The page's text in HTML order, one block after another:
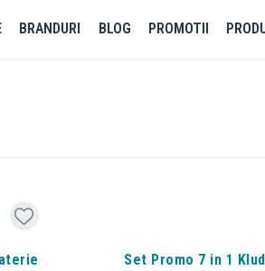
BRANDURI BLOG PROMOTII
Set Promo 7 in 1